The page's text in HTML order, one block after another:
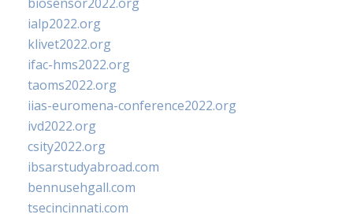
ialp2022.org
klivet2022.org
ifac-hms2022.org
taoms2022.org
iias-euromena-conference2022.org
ivd2022.org
csity2022.org
ibsarstudyabroad.com
bennusehgall.com
tsecincinnati.com